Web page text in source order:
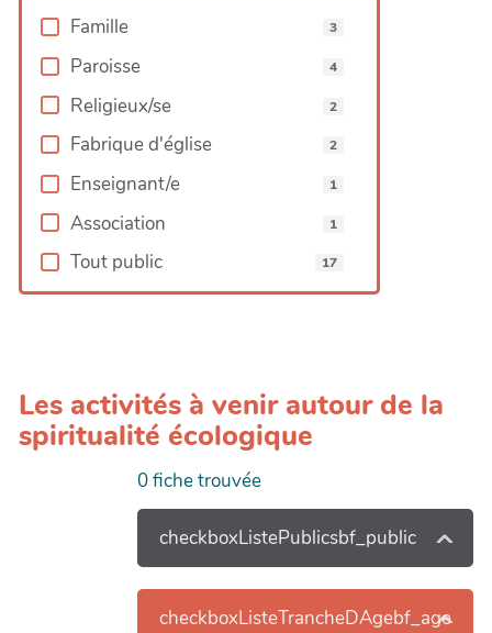
Famille 3
Paroisse 4
Religieux/se 2
Fabrique d'église 2
Enseignant/e 1
Association 1
Tout public 17
Les activités à venir autour de la
spiritualité écologique
0fiche trouvée
checkboxListePublicsbf_public
checkboxListeTrancheDAgebf_age